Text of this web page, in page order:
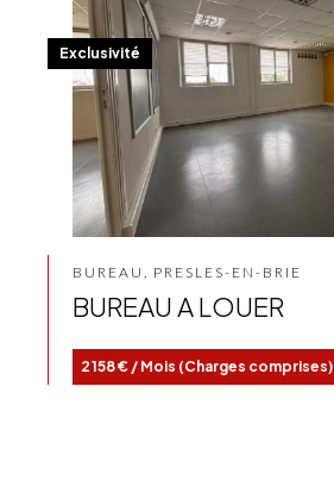
BUREAU, PRESLES-EN-BRIE
BUREAU A LOUER
2 158 € / Mois (Charges comprises)
Exclusivité